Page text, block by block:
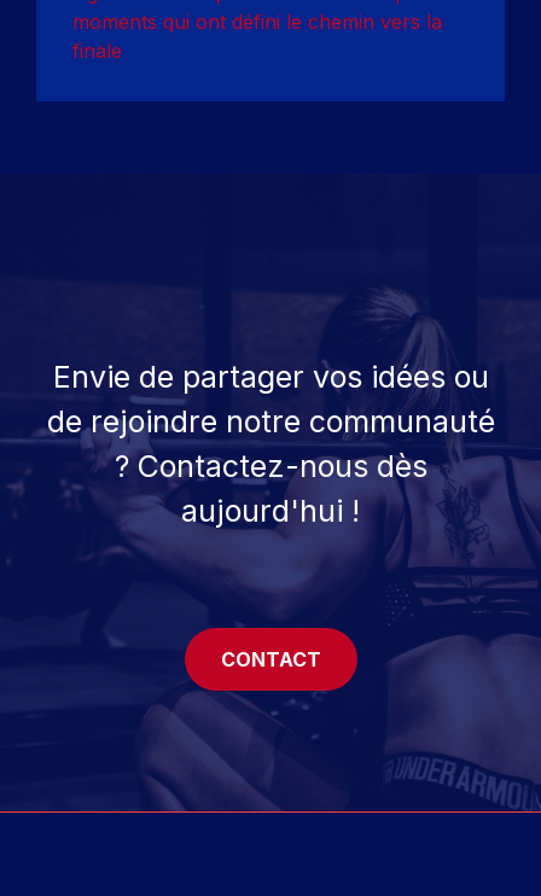
moments qui ont défini le chemin vers la
finale
Envie de partager vos idées ou
de rejoindre notre communauté
? Contactez-nous dès
aujourd'hui !
CONTACT